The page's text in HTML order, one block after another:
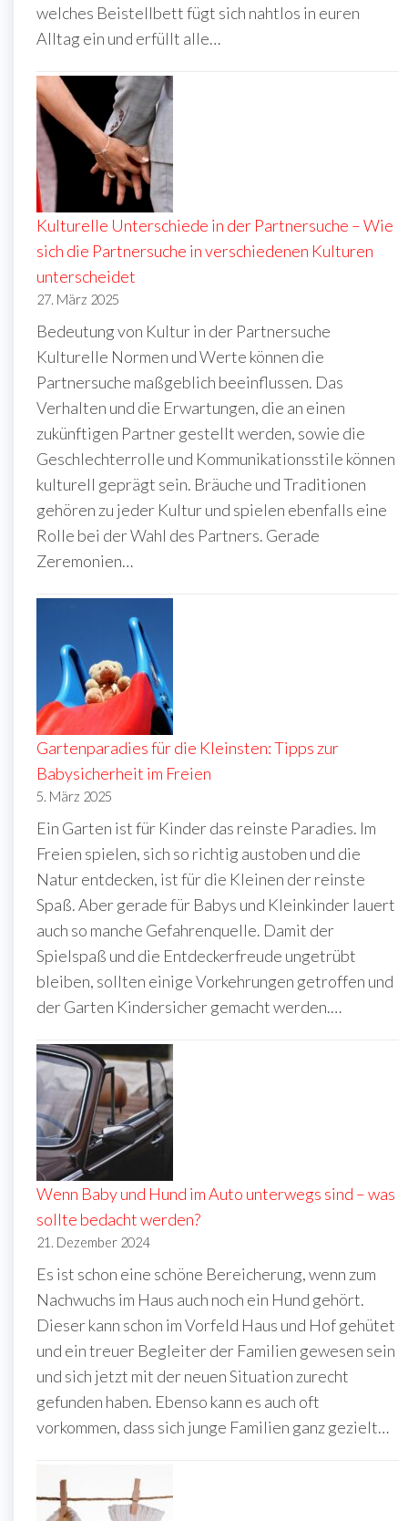
welches Beistellbett fügt sich nahtlos in euren
Alltag ein und erfüllt alle…
Kulturelle Unterschiede in der Partnersuche – Wie
sich die Partnersuche in verschiedenen Kulturen
unterscheidet
27. März 2025
Bedeutung von Kultur in der Partnersuche
Kulturelle Normen und Werte können die
Partnersuche maßgeblich beeinflussen. Das
Verhalten und die Erwartungen, die an einen
zukünftigen Partner gestellt werden, sowie die
Geschlechterrolle und Kommunikationsstile können
kulturell geprägt sein. Bräuche und Traditionen
gehören zu jeder Kultur und spielen ebenfalls eine
Rolle bei der Wahl des Partners. Gerade
Zeremonien…
Gartenparadies für die Kleinsten: Tipps zur
Babysicherheit im Freien
5. März 2025
Ein Garten ist für Kinder das reinste Paradies. Im
Freien spielen, sich so richtig austoben und die
Natur entdecken, ist für die Kleinen der reinste
Spaß. Aber gerade für Babys und Kleinkinder lauert
auch so manche Gefahrenquelle. Damit der
Spielspaß und die Entdeckerfreude ungetrübt
bleiben, sollten einige Vorkehrungen getroffen und
der Garten Kindersicher gemacht werden.…
Wenn Baby und Hund im Auto unterwegs sind – was
sollte bedacht werden?
21. Dezember 2024
Es ist schon eine schöne Bereicherung, wenn zum
Nachwuchs im Haus auch noch ein Hund gehört.
Dieser kann schon im Vorfeld Haus und Hof gehütet
und ein treuer Begleiter der Familien gewesen sein
und sich jetzt mit der neuen Situation zurecht
gefunden haben. Ebenso kann es auch oft
vorkommen, dass sich junge Familien ganz gezielt…